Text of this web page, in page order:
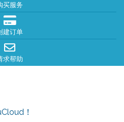
买服务
建订单
求帮助
！